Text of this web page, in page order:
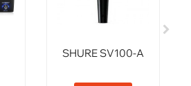
SHURE SV100-A